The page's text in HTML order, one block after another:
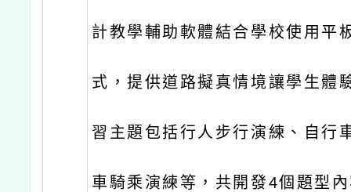
計教學輔助軟體結合學校使用平
式，提供道路擬真情境讓學生體
習主題包括行人步行演練、自行
車騎乘演練等，共開發4個題型